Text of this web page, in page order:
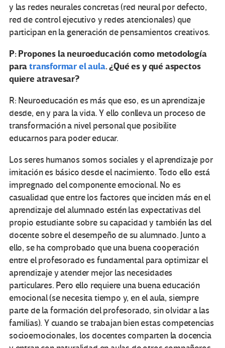
y las redes neurales concretas (red neural por defecto,
red de control ejecutivo y redes atencionales) que
participan en la generación de pensamientos creativos.
P: Propones la neuroeducación como metodología
paratransformar el aula. ¿Qué es y qué aspectos
quiere atravesar?
R: Neuroeducación es más que eso, es un aprendizaje
desde, en y para la vida. Y ello conlleva un proceso de
transformación a nivel personal que posibilite
educarnos para poder educar.
Los seres humanos somos sociales y el aprendizaje por
imitación es básico desde el nacimiento. Todo ello está
impregnado del componente emocional. No es
casualidad que entre los factores que inciden más en el
aprendizaje del alumnado estén las expectativas del
propio estudiante sobre su capacidad y también las del
docente sobre el desempeño de su alumnado. Junto a
ello, se ha comprobado que una buena cooperación
entre el profesorado es fundamental para optimizar el
aprendizaje y atender mejor las necesidades
particulares. Pero ello requiere una buena educación
emocional (se necesita tiempo y, en el aula, siempre
parte de la formación del profesorado, sin olvidar a las
familias). Y cuando se trabajan bien estas competencias
socioemocionales, los docentes comparten la docencia